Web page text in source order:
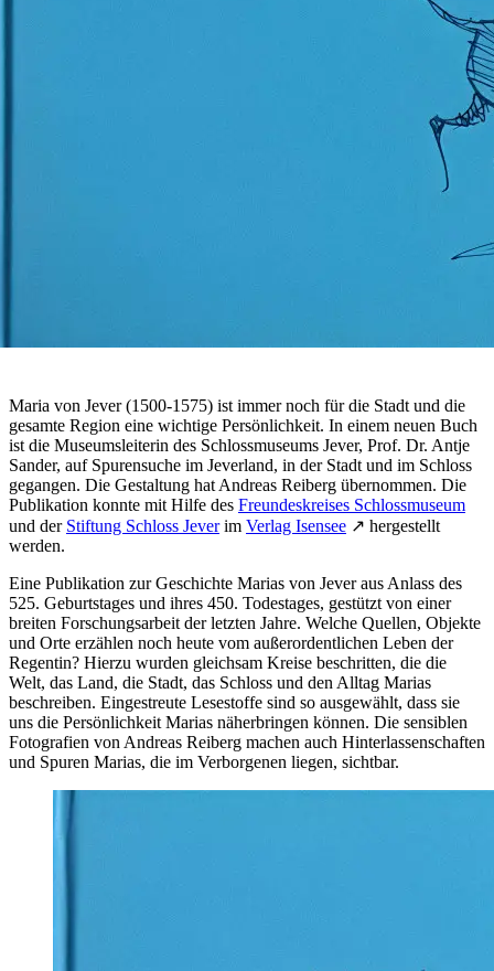
Maria von Jever (1500-1575) ist immer noch für die Stadt und die
gesamte Region eine wichtige Persönlichkeit. In einem neuen Buch
ist die Museumsleiterin des Schlossmuseums Jever, Prof. Dr. Antje
Sander, auf Spurensuche im Jeverland, in der Stadt und im Schloss
gegangen. Die Gestaltung hat Andreas Reiberg übernommen. Die
Publikation konnte mit Hilfe des Freundeskreises Schlossmuseum
und der Stiftung Schloss Jeverim Verlag Isensee ↗ hergestellt
werden.
Eine Publikation zur Geschichte Marias von Jever aus Anlass des
525. Geburtstages und ihres 450. Todestages, gestützt von einer
breiten Forschungsarbeit der letzten Jahre. Welche Quellen, Objekte
und Orte erzählen noch heute vom außerordentlichen Leben der
Regentin? Hierzu wurden gleichsam Kreise beschritten, die die
Welt, das Land, die Stadt, das Schloss und den Alltag Marias
beschreiben. Eingestreute Lesestoffe sind so ausgewählt, dass sie
uns die Persönlichkeit Marias näherbringen können. Die sensiblen
Fotografien von Andreas Reiberg machen auch Hinterlassenschaften
und Spuren Marias, die im Verborgenen liegen, sichtbar.